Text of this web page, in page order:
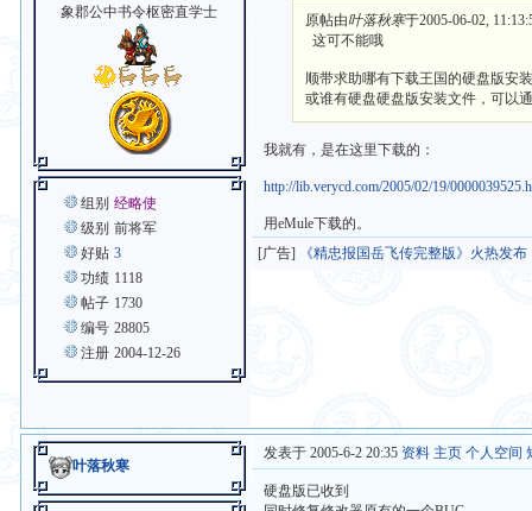
象郡公中书令枢密直学士
组别 经略使
级别 前将军
好贴 3
功绩 1118
帖子 1730
编号 28805
注册 2004-12-26
原帖由叶落秋寒于2005-06-02,
这可不能哦
顺带求助哪有下载王国的硬盘版安
或谁有硬盘硬盘版安装文件，可以
我就有，是在这里下载的：
http://lib.verycd.com/2005/02/19/
用eMule下载的。
[广告]
《精忠报国岳飞传完整版》火热发布
叶落秋寒
发表于 2005-6-2 20:35 资料 主页 个人空间
硬盘版已收到